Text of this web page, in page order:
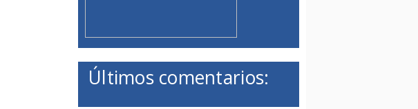
Últimos comentarios: